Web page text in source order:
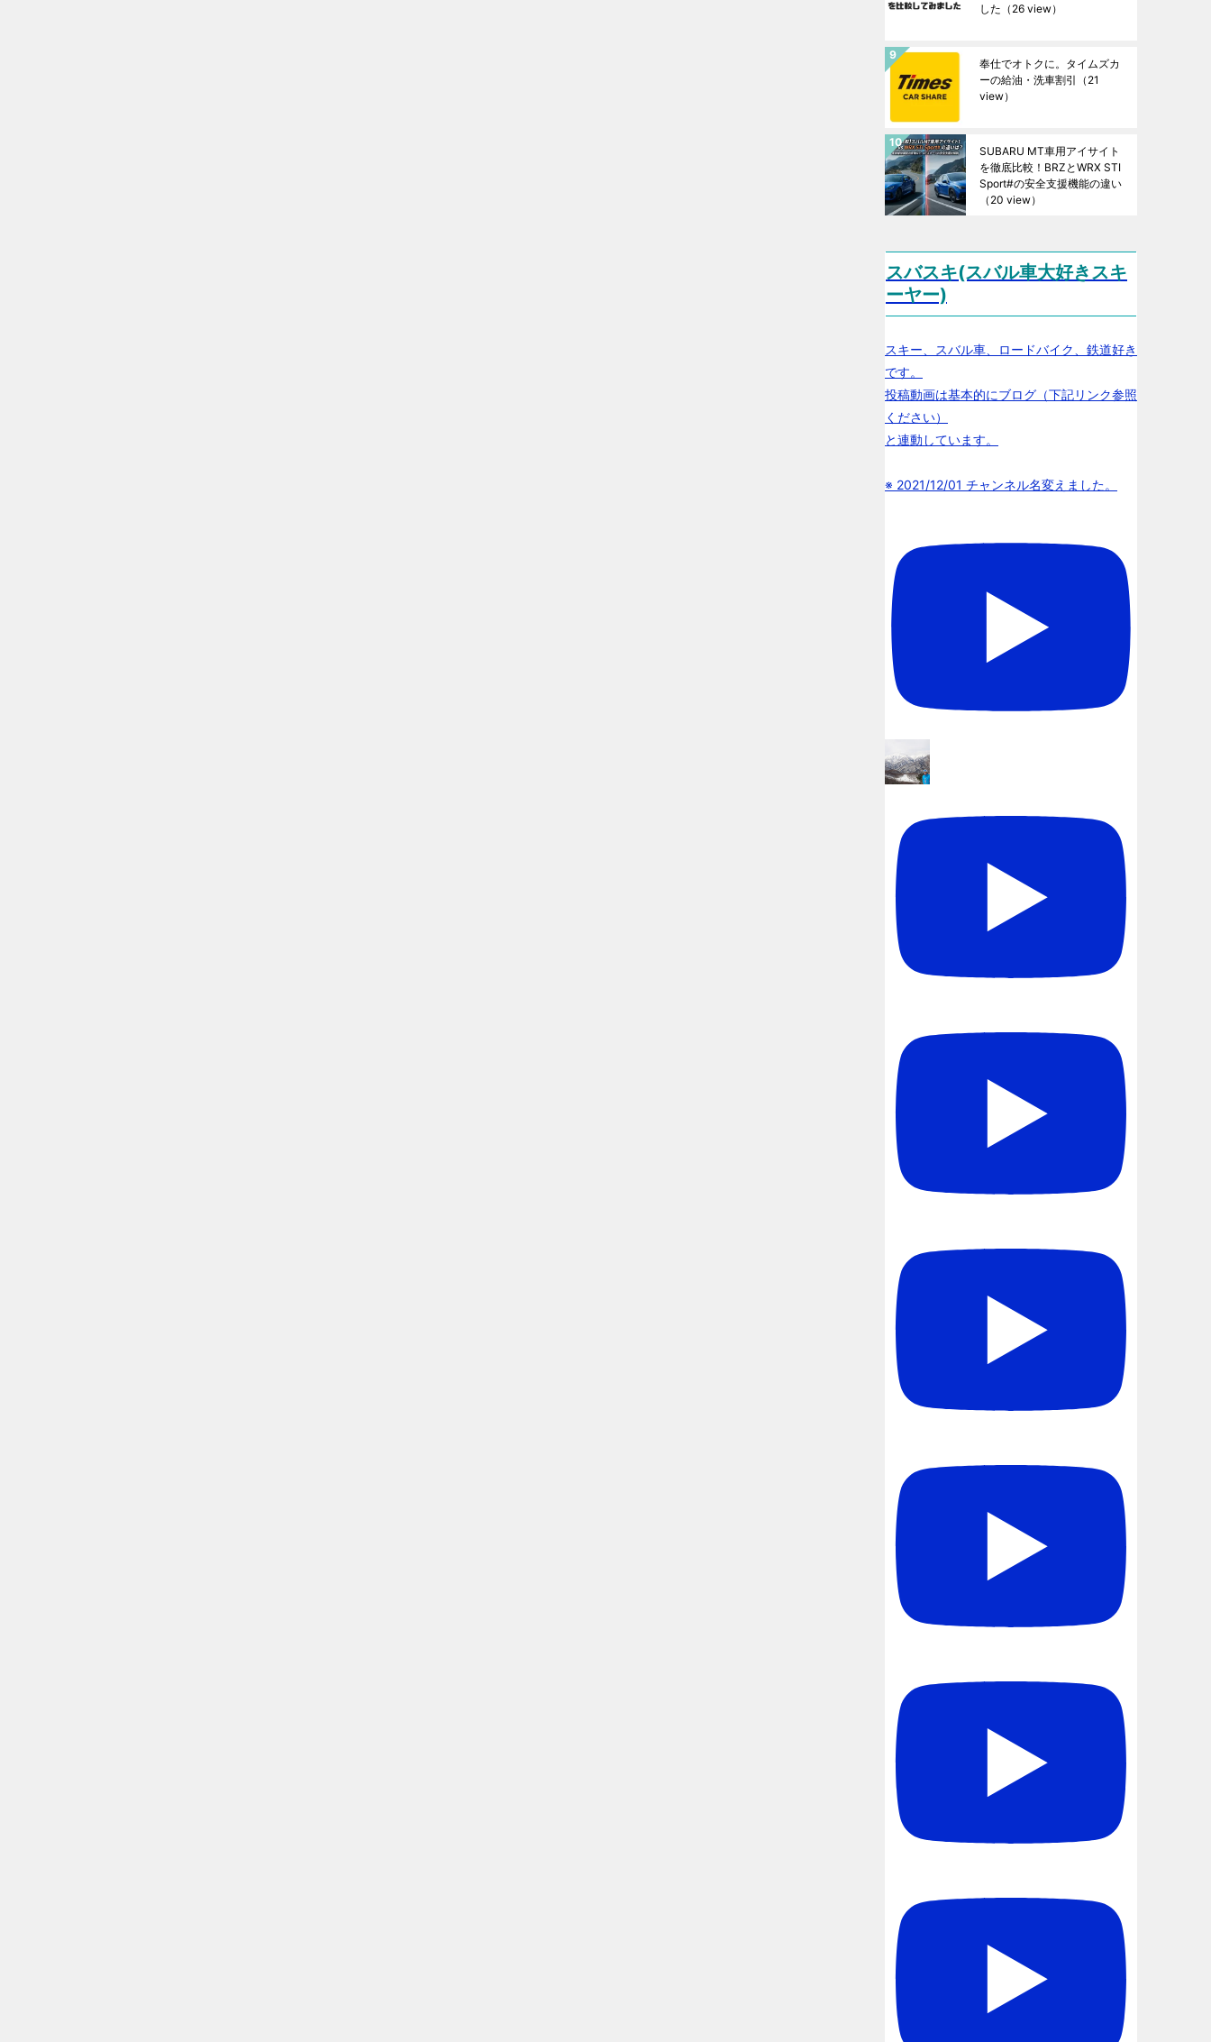
した （26 view）
奉仕でオトクに。タイムズカ
ーの給油・洗車割引 （21
view）
SUBARU MT車用アイサイト
を徹底比較！BRZとWRX STI
Sport#の安全支援機能の違い
（20 view）
スバスキ(スバル車大好きスキ
ーヤー)
スキー、スバル車、ロードバイク、鉄道好き
です。
投稿動画は基本的にブログ（下記リンク参照
ください）
と連動しています。
※ 2021/12/01 チャンネル名変えました。